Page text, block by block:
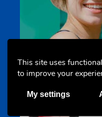
This site uses
to improve your
My settings
Les meilleurs projets